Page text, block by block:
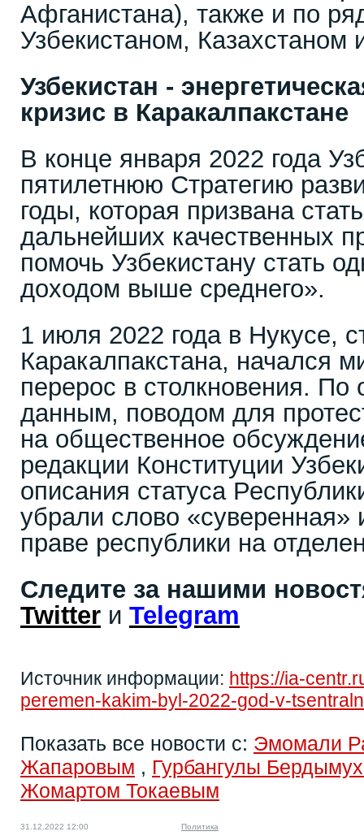
Афганистана), также и по
Узбекистаном, Казахстаном
Узбекистан -
кризис в Каракалпакстане
В конце января 2022 года
пятилетнюю Стратегию
годы, которая призвана
дальнейших качественных
помочь Узбекистану стать
доходом выше среднего».
1 июля 2022 года в Нукусе,
Каракалпакстана, начался
перерос в столкновения.
данным, поводом для
на общественное
редакции Конституции
описания статуса
убрали слово «суверенная»
праве республики на
Следите за нашими
Twitter и Telegram
Источник информации: https://ia-
peremen-kakim-byl-2022-god-v-
Показать все новости с: Эмомали
Жапаровым , Гурбангулы
Жомартом Токаевым
31.12.2022 12:00 Политика